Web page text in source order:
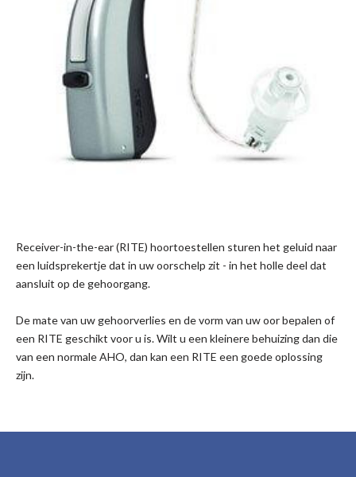
Receiver-in-the-ear (RITE) hoortoestellen sturen het geluid naar
een luidsprekertje dat in uw oorschelp zit - in het holle deel dat
aansluit op de gehoorgang.
De mate van uw gehoorverlies en de vorm van uw oor bepalen of
een RITE geschikt voor u is. Wilt u een kleinere behuizing dan die
van een normale AHO, dan kan een RITE een goede oplossing
zijn.